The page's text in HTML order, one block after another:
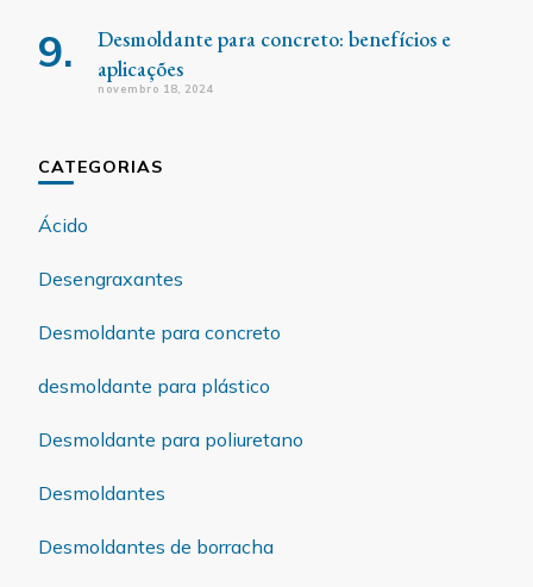
Desmoldante para concreto: benefícios e
aplicações
novembro 18, 2024
CATEGORIAS
Ácido
Desengraxantes
Desmoldante para concreto
desmoldante para plástico
Desmoldante para poliuretano
Desmoldantes
Desmoldantes de borracha